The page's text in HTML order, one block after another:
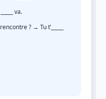
va.
? → Tu t’_____